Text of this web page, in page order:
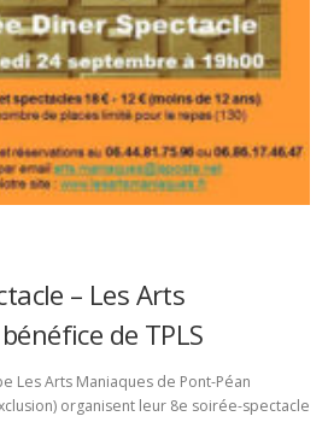
– Les Arts
de TPLS
Les Arts Maniaques de Pont-Péan
organisent leur 8e soirée-spectacle